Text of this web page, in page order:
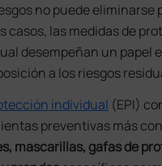
no puede eliminarse
casos, las medidas de
desempeñan un papel
a los riesgos
individual (EPI)
preventivas más
mascarillas, gafas de